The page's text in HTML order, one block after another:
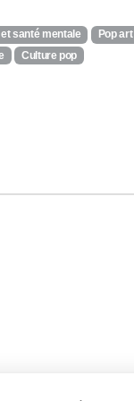
santé mentale
Pop art
Culture pop